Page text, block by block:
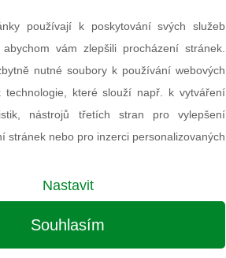
používají k poskytování svých služeb
vám zlepšili procházení stránek.
nutné soubory k používání webových
technologie, které slouží např. k vytváření
nástrojů třetích stran pro vylepšení
stránek nebo pro inzerci personalizovaných
Nastavit
Souhlasím